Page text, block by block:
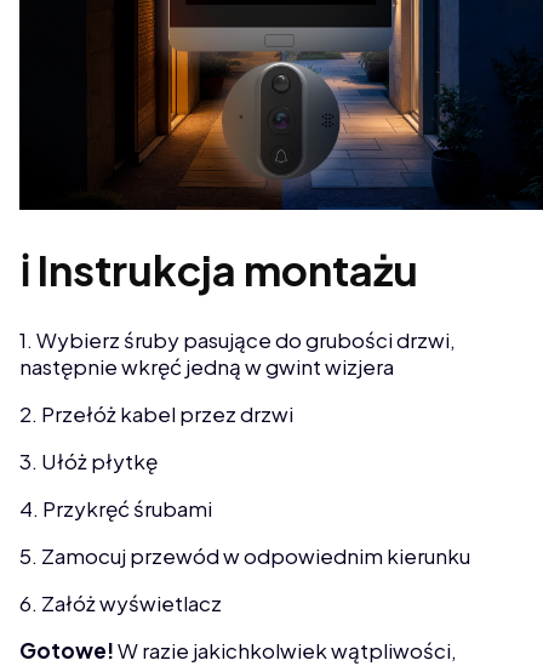
ℹ️ Instrukcja montażu
1. Wybierz śruby pasujące do grubości drzwi,
następnie wkręć jedną w gwint wizjera
2. Przełóż kabel przez drzwi
3. Ułóż płytkę
4. Przykręć śrubami
5. Zamocuj przewód w odpowiednim kierunku
6. Załóż wyświetlacz
Gotowe!W razie jakichkolwiek wątpliwości,